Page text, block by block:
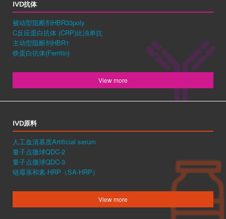
IVD抗体
被动型阻断剂HBR33poly
C反应蛋白抗体 (CRP)比浊单抗
主动型阻断剂HBR1
铁蛋白抗体(Ferritin)
View more
IVD原料
人工血清基质Artificial serum
量子点微球QDC-2
量子点微球QDC-3
链霉亲和素-HRP（SA-HRP）
View more